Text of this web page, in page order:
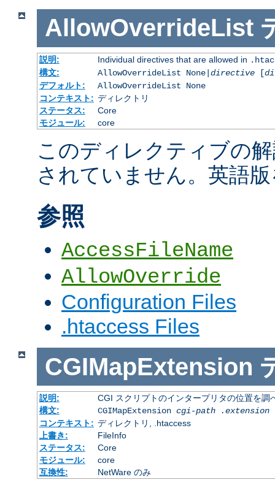
AllowOverrideList
説明: Individual directives that are allowed in
構文:
AllowOverrideList None| directive[
デフォルト:
AllowOverrideList None
コンテキスト: ディレクトリ
ステータス:
Core
モジュール:
core
このディレクティブの
されていません。英語
参照
AccessFileName
AllowOverride
Configuration Files
.htaccess Files
CGIMapExtension
説明:
CGI スクリプトのインタープリタの位置を調
構文:
CGIMapExtension cgi-path
.extension
コンテキスト: ディレクトリ, .htaccess
上書き:
FileInfo
ステータス:
Core
モジュール:
core
互換性:
NetWare のみ